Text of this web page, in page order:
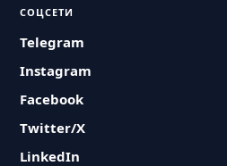
СОЦСЕТИ
Telegram
Instagram
Facebook
Twitter/X
LinkedIn